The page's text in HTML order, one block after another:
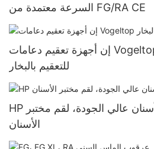
السرعة معتمدة من FG/RA CE
إن أجهزة تعقيم دعامات Vogeltop لطب الأسنان قابلة
للتعقيم بالبخار
HP لقم الثقب الماسي للأسنان عالي الجودة، لقم مختبر
الأسنان